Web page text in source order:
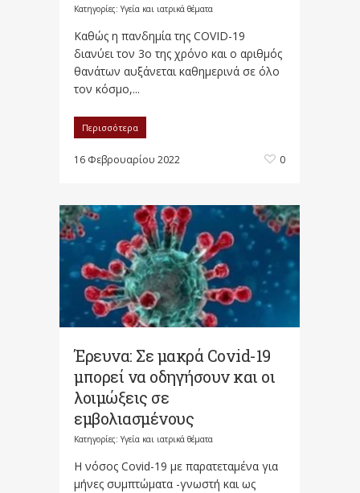
Κατηγορίες: Υγεία και ιατρικά θέματα
Καθώς η πανδημία της COVID-19
διανύει τον 3ο της χρόνο και ο αριθμός
θανάτων αυξάνεται καθημερινά σε όλο
τον κόσμο,...
Περισσότερα
16 Φεβρουαρίου 2022 0
Έρευνα: Σε μακρά Covid-19
μπορεί να οδηγήσουν και οι
λοιμώξεις σε
εμβολιασμένους
Κατηγορίες: Υγεία και ιατρικά θέματα
Η νόσος Covid-19 με παρατεταμένα για
μήνες συμπτώματα -γνωστή και ως